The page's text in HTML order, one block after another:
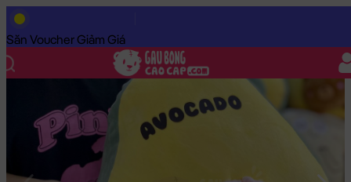
Săn Voucher Giảm Giá
Trang Chủ